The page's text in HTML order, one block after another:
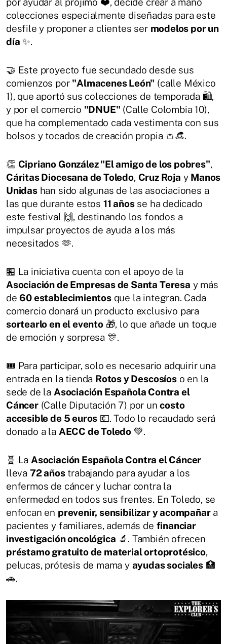
colecciones especialmente diseñadas para este
desfile y proponer a clientes ser modelos por un
día ✨.
🤝 Este proyecto fue secundado desde sus
comienzos por "Almacenes León" (calle México
1), que aportó sus colecciones de temporada 🛍️,
y por el comercio "DNUE" (Calle Colombia 10),
que ha complementado cada vestimenta con sus
bolsos y tocados de creación propia 👛👒.
👏 Cipriano González "El amigo de los pobres",
Cáritas Diocesana de Toledo, Cruz Roja y Manos
Unidashan sido algunas de las asociaciones a
las que durante estos 11 añosse ha dedicado
este festival 🙌, destinando los fondos a
impulsar proyectos de ayuda a los más
necesitados 🫶.
🏪 La iniciativa cuenta con el apoyo de la
Asociación de Empresas de Santa Teresa y más
de60 establecimientosque la integran. Cada
comercio donará un producto exclusivo para
sortearlo en el evento🎁, lo que añade un toque
de emoción y sorpresa 🎊.
🎟️ Para participar, solo es necesario adquirir una
entrada en la tienda Rotos y Descosíoso en la
sede de la Asociación Española Contra el
Cáncer(Calle Diputación 7) por uncosto
accesible de 5 euros 💶. Todo lo recaudado será
donado a la AECC de Toledo 💚.
🧬 La Asociación Española Contra el Cáncer
lleva 72 añostrabajando para ayudar a los
enfermos de cáncer y luchar contra la
enfermedad en todos sus frentes. En Toledo, se
enfocan en prevenir, sensibilizar y acompañara
pacientes y familiares, además de financiar
investigación oncológica 🔬. También ofrecen
préstamo gratuito de material ortoprotésico,
pelucas, prótesis de mama y ayudas sociales🏥
🚗.